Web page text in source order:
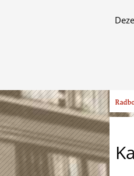
van
op
deze
Ga
naar
de
inhoud